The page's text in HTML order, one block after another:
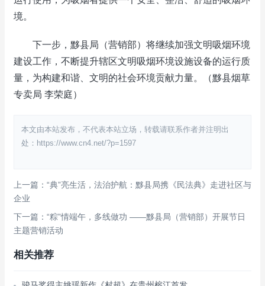
境。
下一步，黟县局（营销部）将继续加强文明吸烟环境
建设工作，不断提升辖区文明吸烟环境设施设备的运行质
量，为构建和谐、文明的社会环境贡献力量。（黟县烟草
专卖局 李荣庭）
本文由本站发布，不代表本站立场，转载请联系作者并注明出
处：https://www.cn4.net/?p=1597
上一篇：“典”亮生活，法治护航：黟县局携《民法典》走进社区与
企业
下一篇：“粽”情端午，多线做功 ——黟县局（营销部）开展节日
主题营销活动
相关推荐